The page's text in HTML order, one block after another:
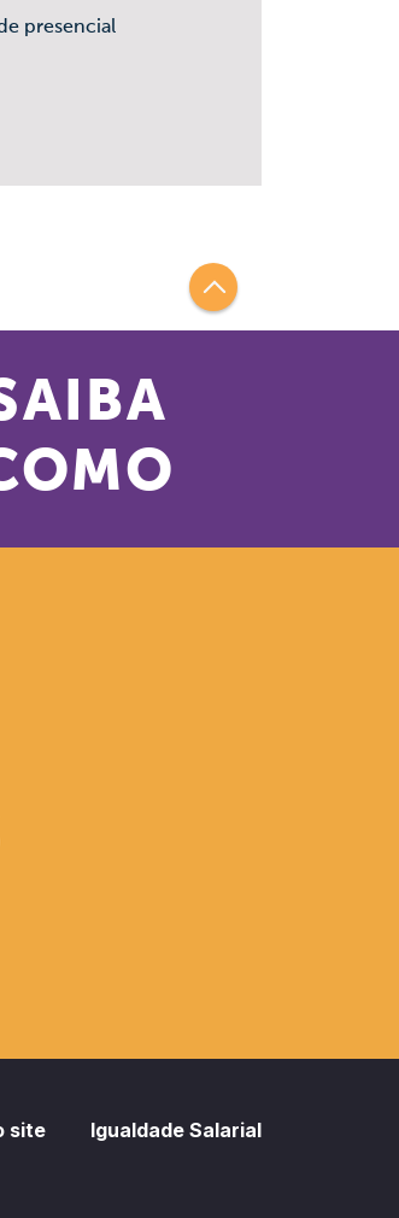
presencial
site Igualdade Salarial